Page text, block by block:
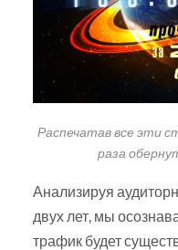
Распечатав все эти
раза
Анализируя
двух лет, мы
трафик будет